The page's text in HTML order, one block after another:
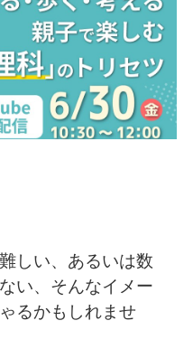
しい、あるいは数
い、そんなイメー
るかもしれませ